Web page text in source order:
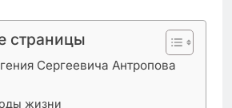
страницы
Сергеевича Антропова
жизни